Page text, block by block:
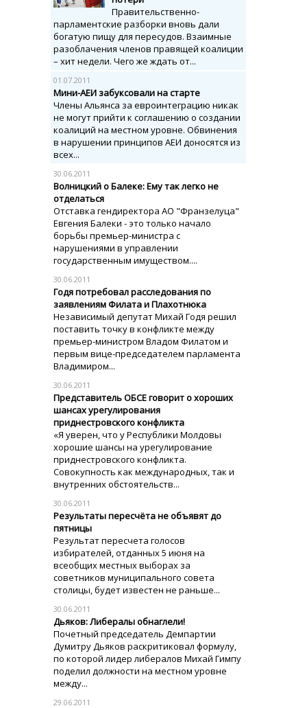
Правительственно-
парламентские разборки вновь дали
богатую пищу для пересудов. Взаимные
разоблачения членов правящей коалиции
– хит недели. Чего же ждать от...
01.07.2011
Мини-АЕИ забуксовали на старте
Члены Альянса за евроинтеграцию никак
не могут прийти к соглашению о создании
коалиций на местном уровне. Обвинения
в нарушении принципов АЕИ доносятся из
всех...
30.06.2011
Волницкий о Балеке: Ему так легко не
отделаться
Отставка гендиректора АО "Франзелуца"
Евгения Балеки - это только начало
борьбы премьер-министра с
нарушениями в управлении
государственным имуществом....
30.06.2011
Годя потребовал расследования по
заявлениям Филата и Плахотнюка
Независимый депутат Михай Годя решил
поставить точку в конфликте между
премьер-министром Владом Филатом и
первым вице-председателем парламента
Владимиром...
30.06.2011
Представитель ОБСЕ говорит о хороших
шансах урегулирования
приднестровского конфликта
«Я уверен, что у Республики Молдовы
хорошие шансы на урегулирование
приднестровского конфликта.
Совокупность как международных, так и
внутренних обстоятельств...
30.06.2011
Результаты пересчёта не объявят до
пятницы
Результат пересчета голосов
избирателей, отданных 5 июня на
всеобщих местных выборах за
советников муниципального совета
столицы, будет известен не раньше...
30.06.2011
Дьяков: Либералы обнаглели!
Почетный председатель Демпартии
Думитру Дьяков раскритиковал формулу,
по которой лидер либералов Михай Гимпу
поделил должности на местном уровне
между...
29.06.2011